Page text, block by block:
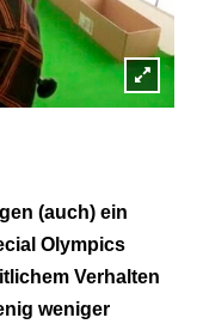
Lightbox
(auch) ein
Olympics
Verhalten
weniger